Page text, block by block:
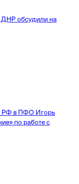
ДНР обсудили на
РФ в ПФО Игорь
по работе с